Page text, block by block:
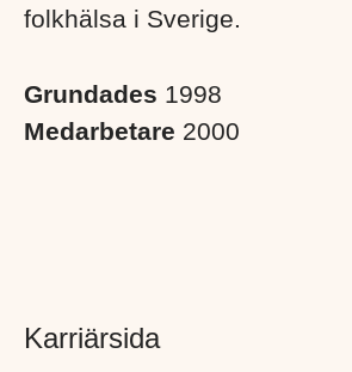
folkhälsa i Sverige. ​
Grundades 1998
Medarbetare 2000
Karriärsida